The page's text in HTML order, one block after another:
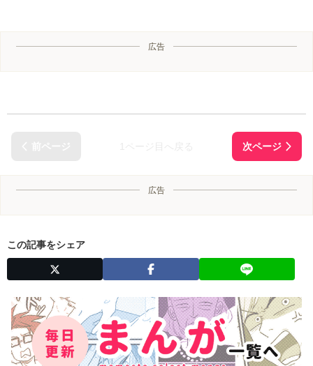
広告
広告
この記事をシェア